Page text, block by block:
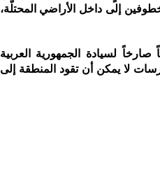
إلى داخل الأراضي المحتلّة،
لسيادة الجمهورية العربية
لا يمكن أن تقود المنطقة إلى